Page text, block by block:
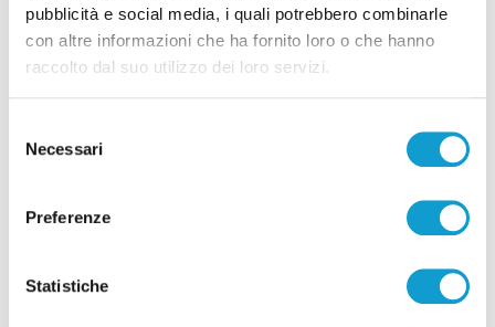
pubblicità e social media, i quali potrebbero combinarle
con altre informazioni che ha fornito loro o che hanno
raccolto dal suo utilizzo dei loro servizi.
delNecessari
Preferenze
Statistiche